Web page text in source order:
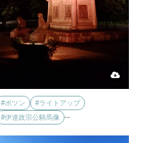
#ポツン
#ライトアップ
#伊達政宗公騎馬像 …